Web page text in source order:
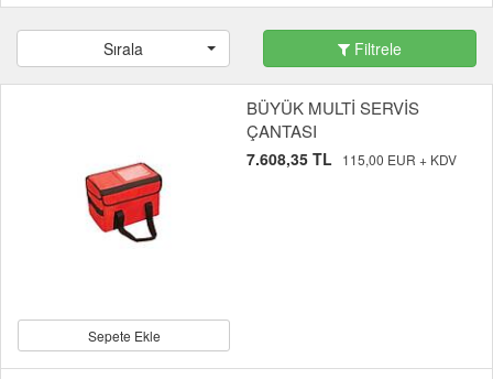
Sırala Filtrele
Sepete Ekle
BÜYÜK MULTİ SERVİS
ÇANTASI
7.608,35 TL 115,00 EUR + KDV